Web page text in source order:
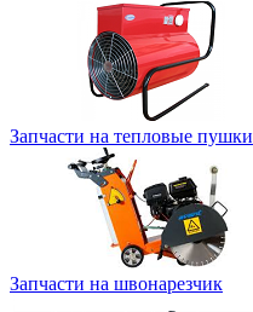
Запчасти на тепловые пушки
Запчасти на швонарезчик